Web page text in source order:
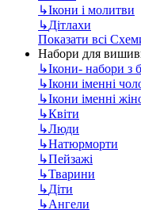
↳Ікони і молитви
↳Дітлахи
Показати всі
Набори для
↳Ікони- набори з
↳Ікони іменні
↳Ікони іменні
↳Квіти
↳Люди
↳Натюрморти
↳Пейзажі
↳Тварини
↳Діти
↳Ангели